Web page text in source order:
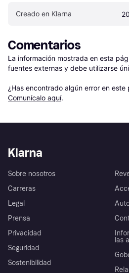
Creado en Klarna
Comentarios
La información mostrada en esta
fuentes externas y debe utilizarse
¿Has encontrado algún error en este
Comunícalo aquí.
Klarna
Sobre nosotros
Carreras
Legal
Prensa
Privacidad
Seguridad
Sostenibilidad
las